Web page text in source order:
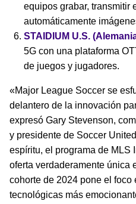
equipos grabar, transmitir
automáticamente
STAIDIUM U.S.
5G con una plataforma
de juegos y jugadores.
«Major League Soccer se
delantero de la innovación
expresó Gary Stevenson,
y presidente de Soccer
espíritu, el programa de MLS
oferta verdaderamente única
cohorte de 2024 pone el
tecnológicas más